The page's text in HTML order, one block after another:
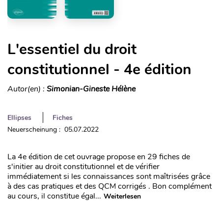
L'essentiel du droit
constitutionnel - 4e édition
Autor(en) : Simonian-Gineste Hélène
Ellipses
Fiches
Neuerscheinung : 05.07.2022
La 4e édition de cet ouvrage propose en 29 fiches de
s'initier au droit constitutionnel et de vérifier
immédiatement si les connaissances sont maîtrisées grâce
à des cas pratiques et des QCM corrigés . Bon complément
au cours, il constitue égal... Weiterlesen